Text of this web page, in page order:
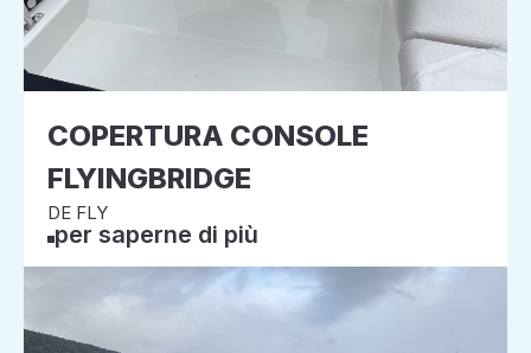
COPERTURA CONSOLE
FLYINGBRIDGE
DE FLY
per saperne di più